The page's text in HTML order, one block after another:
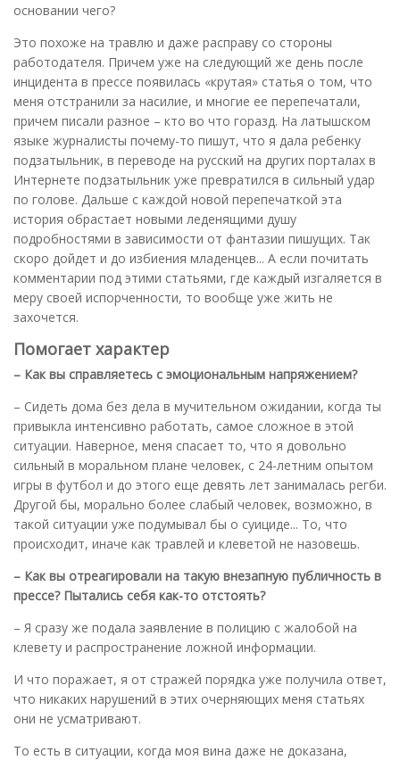
основании чего?
Это похоже на травлю и даже расправу со стороны
работодателя. Причем уже на следующий же день после
инцидента в прессе появилась «крутая» статья о том, что
меня отстранили за насилие, и многие ее перепечатали,
причем писали разное – кто во что горазд. На латышском
языке журналисты почему-то пишут, что я дала ребенку
подзатыльник, в переводе на русский на других порталах в
Интернете подзатыльник уже превратился в сильный удар
по голове. Дальше с каждой новой перепечаткой эта
история обрастает новыми леденящими душу
подробностями в зависимости от фантазии пишущих. Так
скоро дойдет и до избиения младенцев... А если почитать
комментарии под этими статьями, где каждый изгаляется в
меру своей испорченности, то вообще уже жить не
захочется.
Помогает характер
– Как вы справляетесь с эмоциональным напряжением?
– Сидеть дома без дела в мучительном ожидании, когда ты
привыкла интенсивно работать, самое сложное в этой
ситуации. Наверное, меня спасает то, что я довольно
сильный в моральном плане человек, с 24-летним опытом
игры в футбол и до этого еще девять лет занималась регби.
Другой бы, морально более слабый человек, возможно, в
такой ситуации уже подумывал бы о суициде... То, что
происходит, иначе как травлей и клеветой не назовешь.
– Как вы отреагировали на такую внезапную публичность в
прессе? Пытались себя как-то отстоять?
– Я сразу же подала заявление в полицию с жалобой на
клевету и распространение ложной информации.
И что поражает, я от стражей порядка уже получила ответ,
что никаких нарушений в этих очерняющих меня статьях
они не усматривают.
То есть в ситуации, когда моя вина даже не доказана,